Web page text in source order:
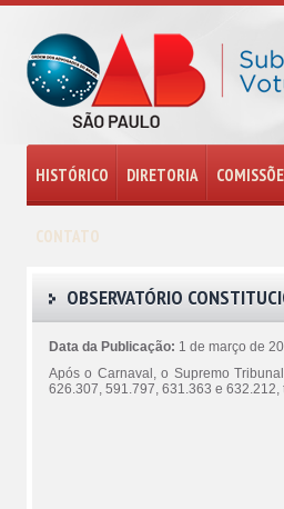
HISTÓRICO DIRETORIA
CONTATO
OBSERVATÓRIO
Data da Publicação: 1 de março de
Após o Carnaval, o Supremo
626.307, 591.797, 631.363 e